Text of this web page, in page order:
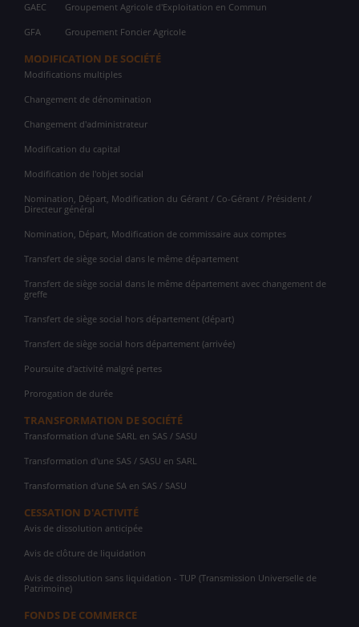
GAEC Groupement Agricole d'Exploitation en Commun
GFA Groupement Foncier Agricole
MODIFICATION DE SOCIÉTÉ
Modifications multiples
Changement de dénomination
Changement d'administrateur
Modification du capital
Modification de l'objet social
Nomination, Départ, Modification du Gérant / Co-Gérant / Président /
Directeur général
Nomination, Départ, Modification de commissaire aux comptes
Transfert de siège social dans le même département
Transfert de siège social dans le même département avec changement de
greffe
Transfert de siège social hors département (départ)
Transfert de siège social hors département (arrivée)
Poursuite d'activité malgré pertes
Prorogation de durée
TRANSFORMATION DE SOCIÉTÉ
Transformation d'une SARL en SAS / SASU
Transformation d'une SAS / SASU en SARL
Transformation d'une SA en SAS / SASU
CESSATION D'ACTIVITÉ
Avis de dissolution anticipée
Avis de clôture de liquidation
Avis de dissolution sans liquidation - TUP (Transmission Universelle de
Patrimoine)
FONDS DE COMMERCE